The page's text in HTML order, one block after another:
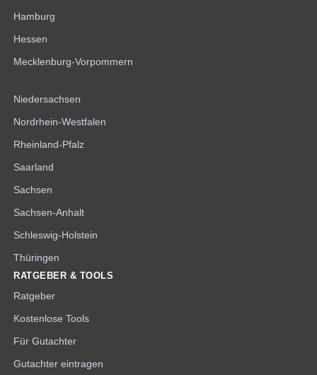
Hamburg
Hessen
Mecklenburg-Vorpommern
Niedersachsen
Nordrhein-Westfalen
Rheinland-Pfalz
Saarland
Sachsen
Sachsen-Anhalt
Schleswig-Holstein
Thüringen
RATGEBER & TOOLS
Ratgeber
Kostenlose Tools
Für Gutachter
Gutachter eintragen